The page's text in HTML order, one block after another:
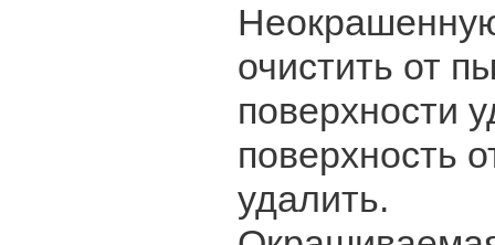
очистить от
поверхности
поверхность
удалить.